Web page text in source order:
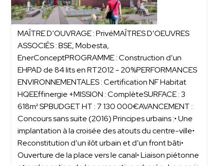
MAÎTRE D’OUVRAGE : PrivéMAÎTRES D’OEUVRES
ASSOCIÉS : BSE, Mobesta,
EnerConceptPROGRAMME : Construction d’un
EHPAD de 84 lits en RT2012 - 20%PERFORMANCES
ENVIRONNEMENTALES : Certification NF Habitat
HQEEffinergie +MISSION : ComplèteSURFACE : 3
618m² SPBUDGET HT : 7 130 000€AVANCEMENT :
Concours sans suite (2016) Principes urbains :• Une
implantation à la croisée des atouts du centre-ville•
Reconstitution d’un ilôt urbain et d’un front bâti•
Ouverture de la place vers le canal• Liaison piétonne